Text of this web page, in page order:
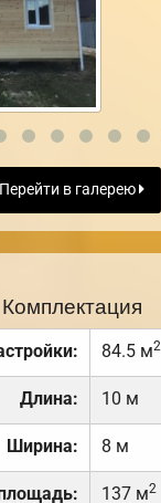
Перейти в галерею
Комплектация
84.5 м2
Длина: 10 м
Ширина: 8 м
137 м2